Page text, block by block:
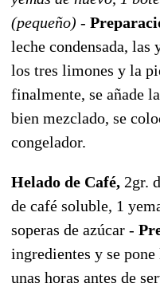
(pequeño) -
leche condensada, las
los tres limones y la
finalmente, se añade
bien mezclado, se
congelador.
Helado de Café, 2gr.
de café soluble, 1
soperas de azúcar -
ingredientes y se
unas horas antes de